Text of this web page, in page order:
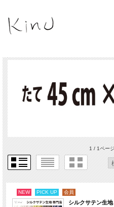
1 / 1ペー
NEW PICK UP 会員
シルクサテン